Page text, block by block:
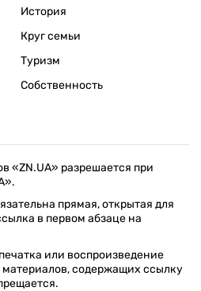
История
Круг семьи
Туризм
Собственность
«ZN.UA» разрешается при
прямая, открытая для
в первом абзаце на
или воспроизведение
содержащих ссылку